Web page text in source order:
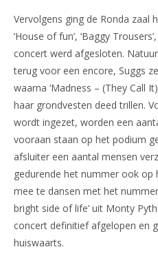
Vervolgens ging de Ronda zaal
‘House of fun’, ‘Baggy
concert werd afgesloten.
terug voor een encore, Suggs
waarna ‘Madness – (They Call
haar grondvesten deed trillen.
wordt ingezet, worden een
vooraan staan op het podium
afsluiter een aantal mensen
gedurende het nummer ook
mee te dansen met het
bright side of life’ uit Monty
concert definitief afgelopen en
huiswaarts.